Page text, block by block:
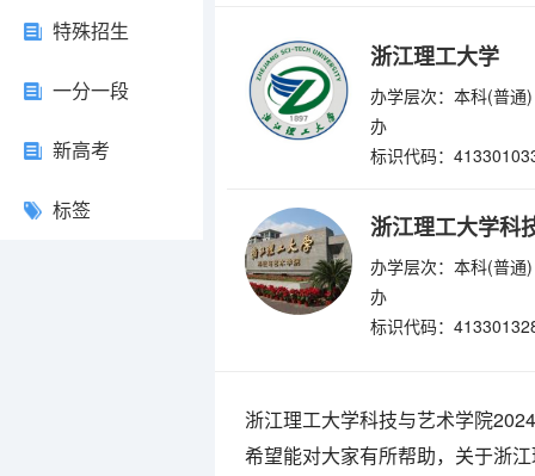
特殊招生
一分一段
新高考
标签
浙江理工大学
办学层次：本科(普通)
办
标识代码：
浙江理工大学科
办学层次：本科(普通)
办
标识代码：
浙江理工大学科技与艺术学院
希望能对大家有所帮助，关于浙